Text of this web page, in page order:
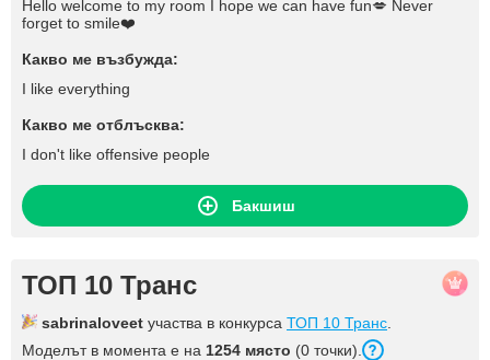
Hello welcome to my room I hope we can have fun💋 Never
forget to smile❤️
Какво ме възбужда:
I like everything
Какво ме отблъсква:
I don't like offensive people
Бакшиш
ТОП 10 Транс
sabrinaloveet участва в конкурса ТОП 10 Транс
Моделът в момента е на 1254 място (0 точки).